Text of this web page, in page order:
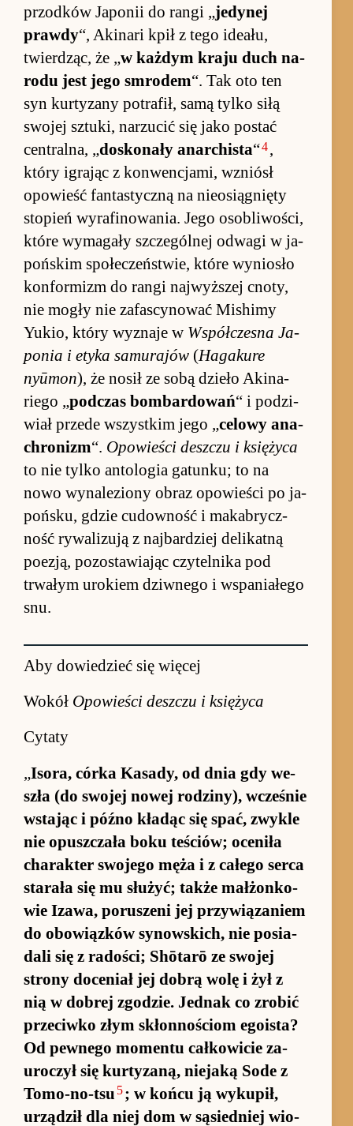
przod­ków Ja­po­nii do rangi „jedynej
prawdy“, Aki­nari kpił z tego ide­ału,
twier­dząc, że „w każ­dym kraju duch na­
rodu jest jego smro­dem“. Tak oto ten
syn kur­ty­zany po­trafił, samą tylko siłą
swojej sztu­ki, na­rzucić się jako po­stać
cen­tral­na, „do­sko­nały anar­chi­sta“4,
który igra­jąc z kon­wen­cja­mi, wzniósł
opo­wieść fan­tastyczną na nie­osią­gnięty
sto­pień wy­rafi­nowania. Jego oso­bliwo­ści,
które wy­ma­gały szcze­gól­nej od­wagi w ja­
poń­skim spo­łeczeń­stwie, które wy­nio­sło
kon­for­mizm do rangi naj­wyż­szej cnoty,
nie mo­gły nie za­fascynować Mi­shimy
Yukio, który wy­znaje w Współ­cze­sna Ja­
po­nia i etyka sa­mu­rajów (Haga­kure
nyūmon), że nosił ze sobą dzieło Aki­na­
riego „pod­czas bom­bar­dowań“ i po­dzi­
wiał przede wszyst­kim jego „celowy ana­
chro­nizm“. Opo­wie­ści desz­czu i księ­życa
to nie tylko an­to­logia ga­tun­ku; to na
nowo wy­na­le­ziony ob­raz opo­wie­ści po ja­
poń­sku, gdzie cu­dow­ność i ma­ka­brycz­
ność rywalizują z naj­bar­dziej de­likatną
po­ezją, po­zostawia­jąc czytel­nika pod
trwałym uro­kiem dziw­nego i wspa­nia­łego
snu.
Aby dowiedzieć się więcej
Wokół Opowieści deszczu i księżyca
Cytaty
„Iso­ra, córka Ka­sady, od dnia gdy we­
szła (do swojej nowej ro­dziny), wcze­śnie
wstając i późno kładąc się spać, zwykle
nie opusz­czała boku te­ściów; oceniła
charak­ter swojego męża i z ca­łego serca
starała się mu służyć; także mał­żon­ko­
wie Izawa, po­ruszeni jej przy­wią­zaniem
do obo­wiąz­ków sy­now­ski­ch, nie po­sia­
dali się z rado­ści; Shōtarō ze swojej
strony do­ceniał jej do­brą wolę i żył z
nią w do­brej zgo­dzie. Jed­nak co zro­bić
prze­ciwko złym skłon­no­ściom ego­ista?
Od pew­nego mo­mentu cał­ko­wicie za­
uro­czył się kur­ty­zaną, nie­jaką Sode z
To­mo-no-tsu 5; w końcu ją wy­kupił,
urządził dla niej dom w sąsied­niej wio­